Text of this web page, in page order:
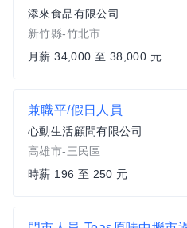
添來食品有限公司
新竹縣-竹北市
月薪 34,000 至 38,000 元
兼職平/假日人員
心動生活顧問有限公司
高雄市-三民區
時薪 196 至 250 元